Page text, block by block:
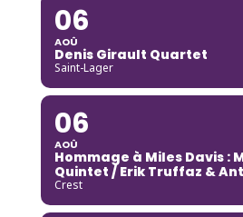
06
AOÛ
Denis Girault Quartet
Saint-Lager
06
AOÛ
Hommage à Miles Davis :
Quintet / Erik Truffaz &
Crest